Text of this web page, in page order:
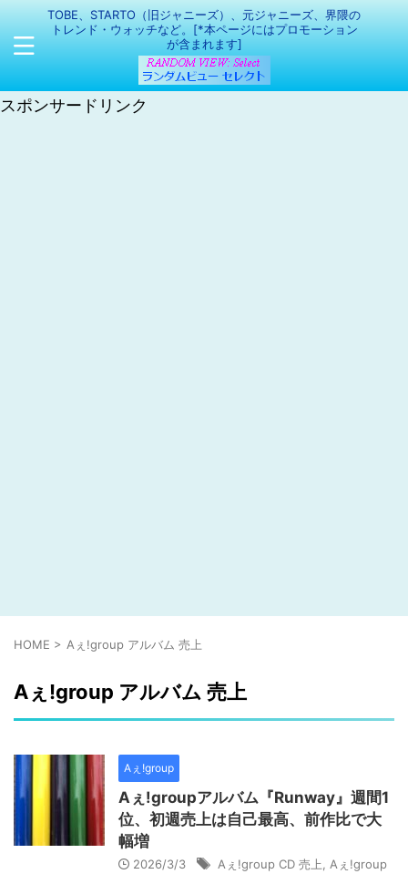
TOBE、STARTO（旧ジャニーズ）、元ジャニーズ、界隈の
トレンド・ウォッチなど。[*本ページにはプロモーション
が含まれます]
スポンサードリンク
HOME > Aぇ!group アルバム 売上
Aぇ!group アルバム 売上
Aぇ!group
Aぇ!groupアルバム『Runway』週間1
位、初週売上は自己最高、前作比で大
幅増
2026/3/3 Aぇ!group CD 売上
Aぇ!group